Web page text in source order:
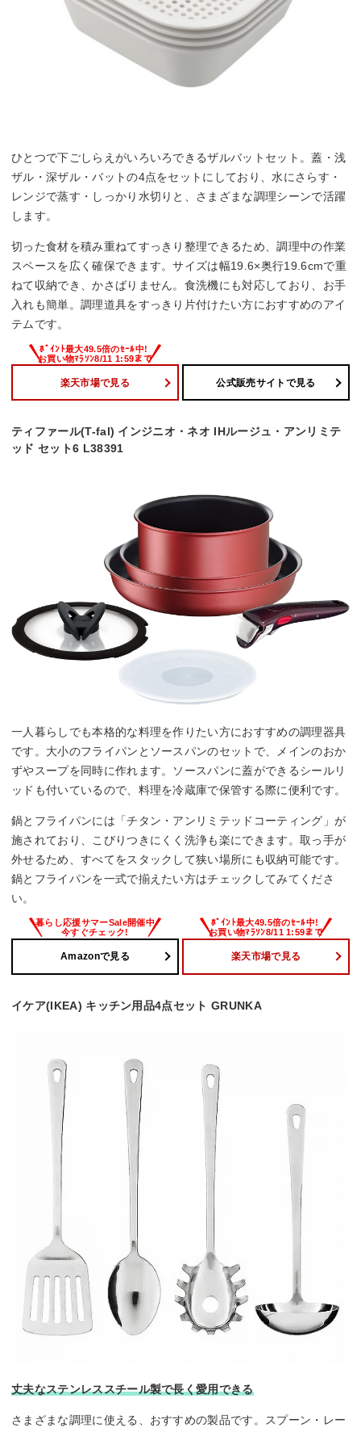
ひとつで下ごしらえがいろいろできるザルバットセット。蓋・浅
ザル・深ザル・バットの4点をセットにしており、水にさらす・
レンジで蒸す・しっかり水切りと、さまざまな調理シーンで活躍
します。
切った食材を積み重ねてすっきり整理できるため、調理中の作業
スペースを広く確保できます。サイズは幅19.6×奥行19.6cmで重
ねて収納でき、かさばりません。食洗機にも対応しており、お手
入れも簡単。調理道具をすっきり片付けたい方におすすめのアイ
テムです。
楽天市場で見る 公式販売サイトで見る
ティファール(T-fal) インジニオ・ネオ IHルージュ・アンリミテ
ッド セット6 L38391
一人暮らしでも本格的な料理を作りたい方におすすめの調理器具
です。大小のフライパンとソースパンのセットで、メインのおか
ずやスープを同時に作れます。ソースパンに蓋ができるシールリ
ッドも付いているので、料理を冷蔵庫で保管する際に便利です。
鍋とフライパンには「チタン・アンリミテッドコーティング」が
施されており、こびりつきにくく洗浄も楽にできます。取っ手が
外せるため、すべてをスタックして狭い場所にも収納可能です。
鍋とフライパンを一式で揃えたい方はチェックしてみてくださ
い。
Amazonで見る 楽天市場で見る
イケア(IKEA) キッチン用品4点セット GRUNKA
丈夫なステンレススチール製で長く愛用できる
さまざまな調理に使える、おすすめの製品です。スプーン・レー